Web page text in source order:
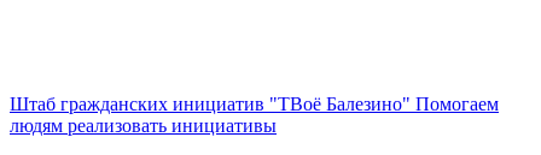
Штаб гражданских инициатив "ТВоё Балезино" Помогаем
людям реализовать инициативы